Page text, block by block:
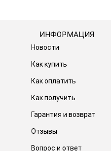
ИНФОРМАЦИЯ
Новости
Как купить
Как оплатить
Как получить
Гарантия и возврат
Отзывы
Вопрос и ответ